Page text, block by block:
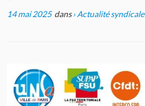
14 mai 2025dans› Actualité syndicale